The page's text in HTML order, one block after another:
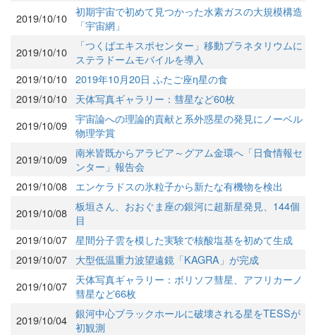
2019/10/10 初期宇宙で初めて見つかった水素ガスの大規模構造
「宇宙網」
2019/10/10
「つくばエキスポセンター」移動プラネタリウムに
ステラドームモバイルを導入
2019/10/10 2019年10月20日 ふたご座η星の食
2019/10/10
天体写真ギャラリー：彗星など60枚
2019/10/09 宇宙論への理論的貢献と系外惑星の発見にノーベル
物理学賞
2019/10/09 南米皆既からアラビア～グアム金環へ「日食情報セ
ンター」報告会
2019/10/08
エンケラドスの氷粒子から新たな有機物を検出
2019/10/08 板垣さん、おおぐま座の銀河に超新星発見、144個
目
2019/10/07 星間分子雲を模した実験で核酸塩基を初めて生成
2019/10/07
大型低温重力波望遠鏡「KAGRA」が完成
2019/10/07
天体写真ギャラリー：ボリソフ彗星、アフリカーノ
彗星など66枚
2019/10/04 銀河中心ブラックホールに破壊される星をTESSが
初観測